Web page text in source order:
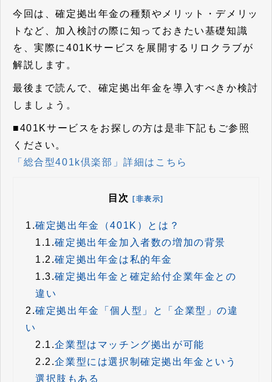
今回は、確定拠出年金の種類やメリット・デメリッ
トなど、加入検討の際に知っておきたい基礎知識
を、実際に401Kサービスを展開するリロクラブが
解説します。
最後まで読んで、確定拠出年金を導入すべきか検討
しましょう。
■401Kサービスをお探しの方は是非下記もご参照
ください。
「総合型401k倶楽部」詳細はこちら
目次 [非表示]
1.確定拠出年金（401K）とは？
1.1.確定拠出年金加入者数の増加の背景
1.2.確定拠出年金は私的年金
1.3.確定拠出年金と確定給付企業年金との
違い
2.確定拠出年金「個人型」と「企業型」の違
い
2.1.企業型はマッチング拠出が可能
2.2.企業型には選択制確定拠出年金という
選択肢もある